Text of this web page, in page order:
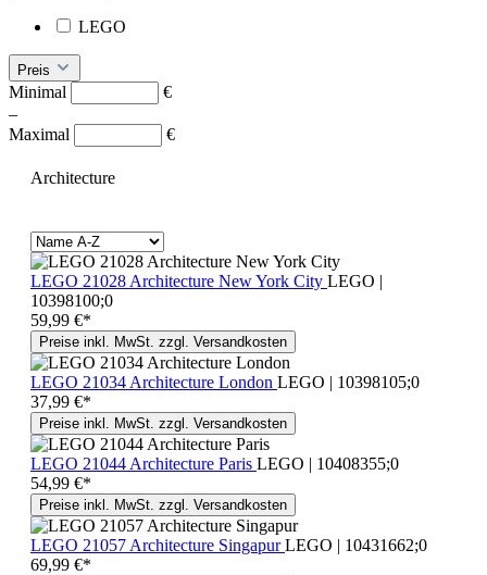
LEGO
Preis
Minimal
€
–
Maximal
€
Architecture
LEGO 21028 Architecture New York City LEGO |
10398100;0
59,99 €*
Preise inkl. MwSt. zzgl. Versandkosten
LEGO 21034 Architecture London LEGO | 10398105;0
37,99 €*
Preise inkl. MwSt. zzgl. Versandkosten
LEGO 21044 Architecture Paris LEGO | 10408355;0
54,99 €*
Preise inkl. MwSt. zzgl. Versandkosten
LEGO 21057 Architecture SingapurLEGO | 10431662;0
69,99 €*